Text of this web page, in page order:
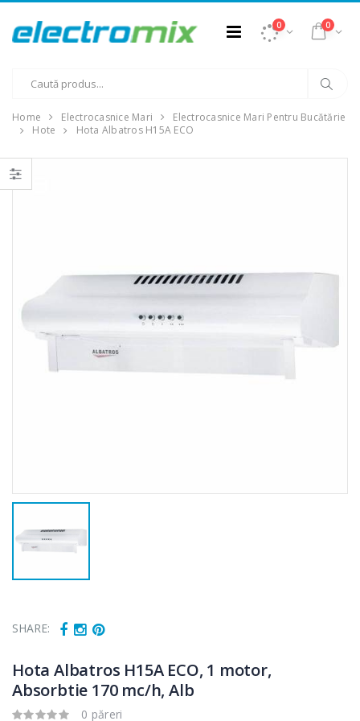
0 0
Home Electrocasnice Mari
Electrocasnice Mari Pentru Bucătărie
Hote
Hota Albatros H15A ECO
SHARE:
Hota Albatros H15A ECO, 1 motor,
Absorbtie 170 mc/h, Alb
0 păreri